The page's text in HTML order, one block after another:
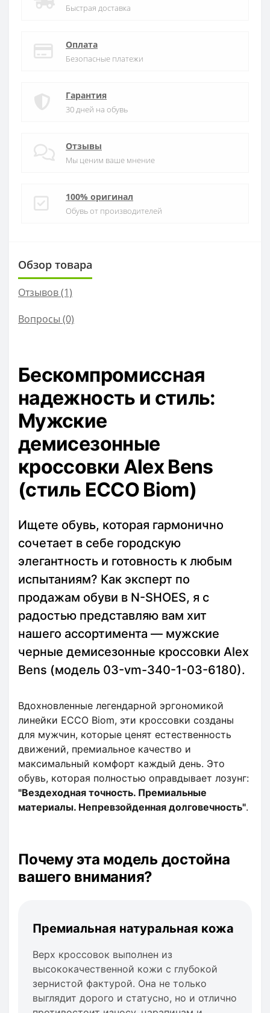
Быстрая доставка
Оплата
Безопасные платежи
Гарантия
30 дней на обувь
Отзывы
Мы ценим ваше мнение
100% оригинал
Обувь от производителей
Обзор товара
Отзывов (1)
Вопросы (0)
Бескомпромиссная
надежность и стиль:
Мужские
демисезонные
кроссовки Alex Bens
(стиль ECCO Biom)
Ищете обувь, которая гармонично
сочетает в себе городскую
элегантность и готовность к любым
испытаниям? Как эксперт по
продажам обуви в N-SHOES, я с
радостью представляю вам хит
нашего ассортимента — мужские
черные демисезонные кроссовки Alex
Bens (модель 03-vm-340-1-03-6180).
Вдохновленные легендарной эргономикой
линейки ECCO Biom, эти кроссовки созданы
для мужчин, которые ценят естественность
движений, премиальное качество и
максимальный комфорт каждый день. Это
обувь, которая полностью оправдывает лозунг:
"Вездеходная точность. Премиальные
материалы. Непревзойденная долговечность".
Почему эта модель достойна
вашего внимания?
Премиальная натуральная кожа
Верх кроссовок выполнен из
высококачественной кожи с глубокой
зернистой фактурой. Она не только
выглядит дорого и статусно, но и отлично